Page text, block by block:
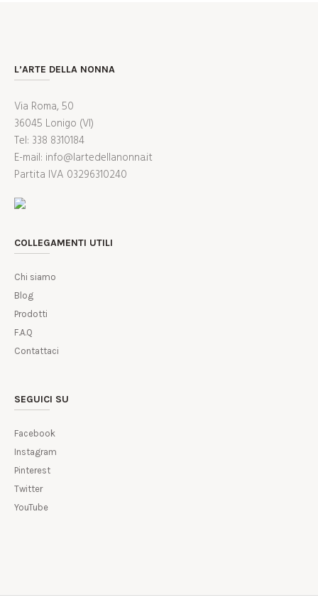
L’ARTE DELLA NONNA
Via Roma, 50
36045 Lonigo (VI)
Tel: 338 8310184
E-mail: info@lartedellanonna.it
Partita IVA 03296310240
COLLEGAMENTI UTILI
Chi siamo
Blog
Prodotti
F.A.Q
Contattaci
SEGUICI SU
Facebook
Instagram
Pinterest
Twitter
YouTube